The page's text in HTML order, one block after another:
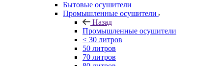
Бытовые осушители
Промышленные осушители
Назад
Промышленные осушители
< 30 литров
50 литров
70 литров